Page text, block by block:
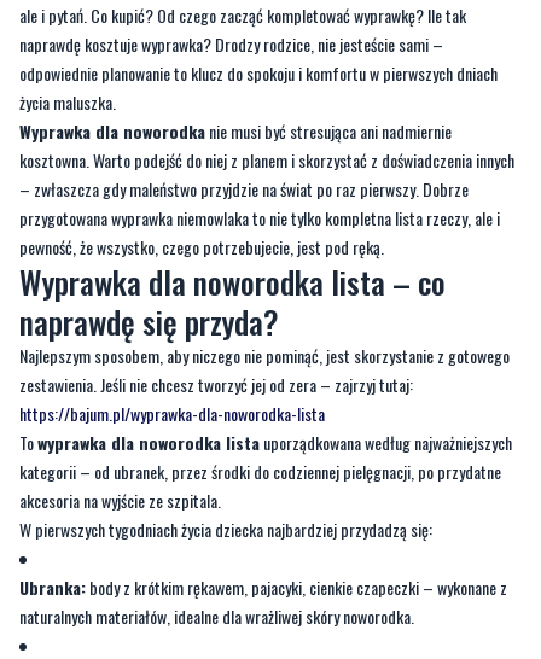
życia maluszka.
Wyprawka dla noworodkanie musi być stresująca ani nadmiernie
kosztowna. Warto podejść do niej z planem i skorzystać z doświadczenia innych
– zwłaszcza gdy maleństwo przyjdzie na świat po raz pierwszy. Dobrze
przygotowana wyprawka niemowlaka to nie tylko kompletna lista rzeczy, ale i
pewność, że wszystko, czego potrzebujecie, jest pod ręką.
Wyprawka dla noworodka lista – co
naprawdę się przyda?
Najlepszym sposobem, aby niczego nie pominąć, jest skorzystanie z gotowego
zestawienia. Jeśli nie chcesz tworzyć jej od zera – zajrzyj tutaj:
https://bajum.pl/wyprawka-dla-noworodka-lista
Towyprawka dla noworodka listauporządkowana według najważniejszych
kategorii – od ubranek, przez środki do codziennej pielęgnacji, po przydatne
akcesoria na wyjście ze szpitala.
W pierwszych tygodniach życia dziecka najbardziej przydadzą się:
Ubranka:body z krótkim rękawem, pajacyki, cienkie czapeczki – wykonane z
naturalnych materiałów, idealne dla wrażliwej skóry noworodka.
Pieluszki:pieluchy jednorazowe, pieluchy tetrowe i pieluszki wielorazowe –
każda z opcji ma swoje zastosowanie.